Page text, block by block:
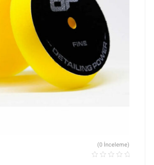
(0 İnceleme)